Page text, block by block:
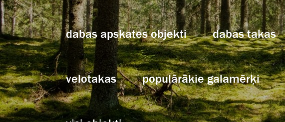
dabas apskates objekti dabas takas
velotakas populārākie galamērķi